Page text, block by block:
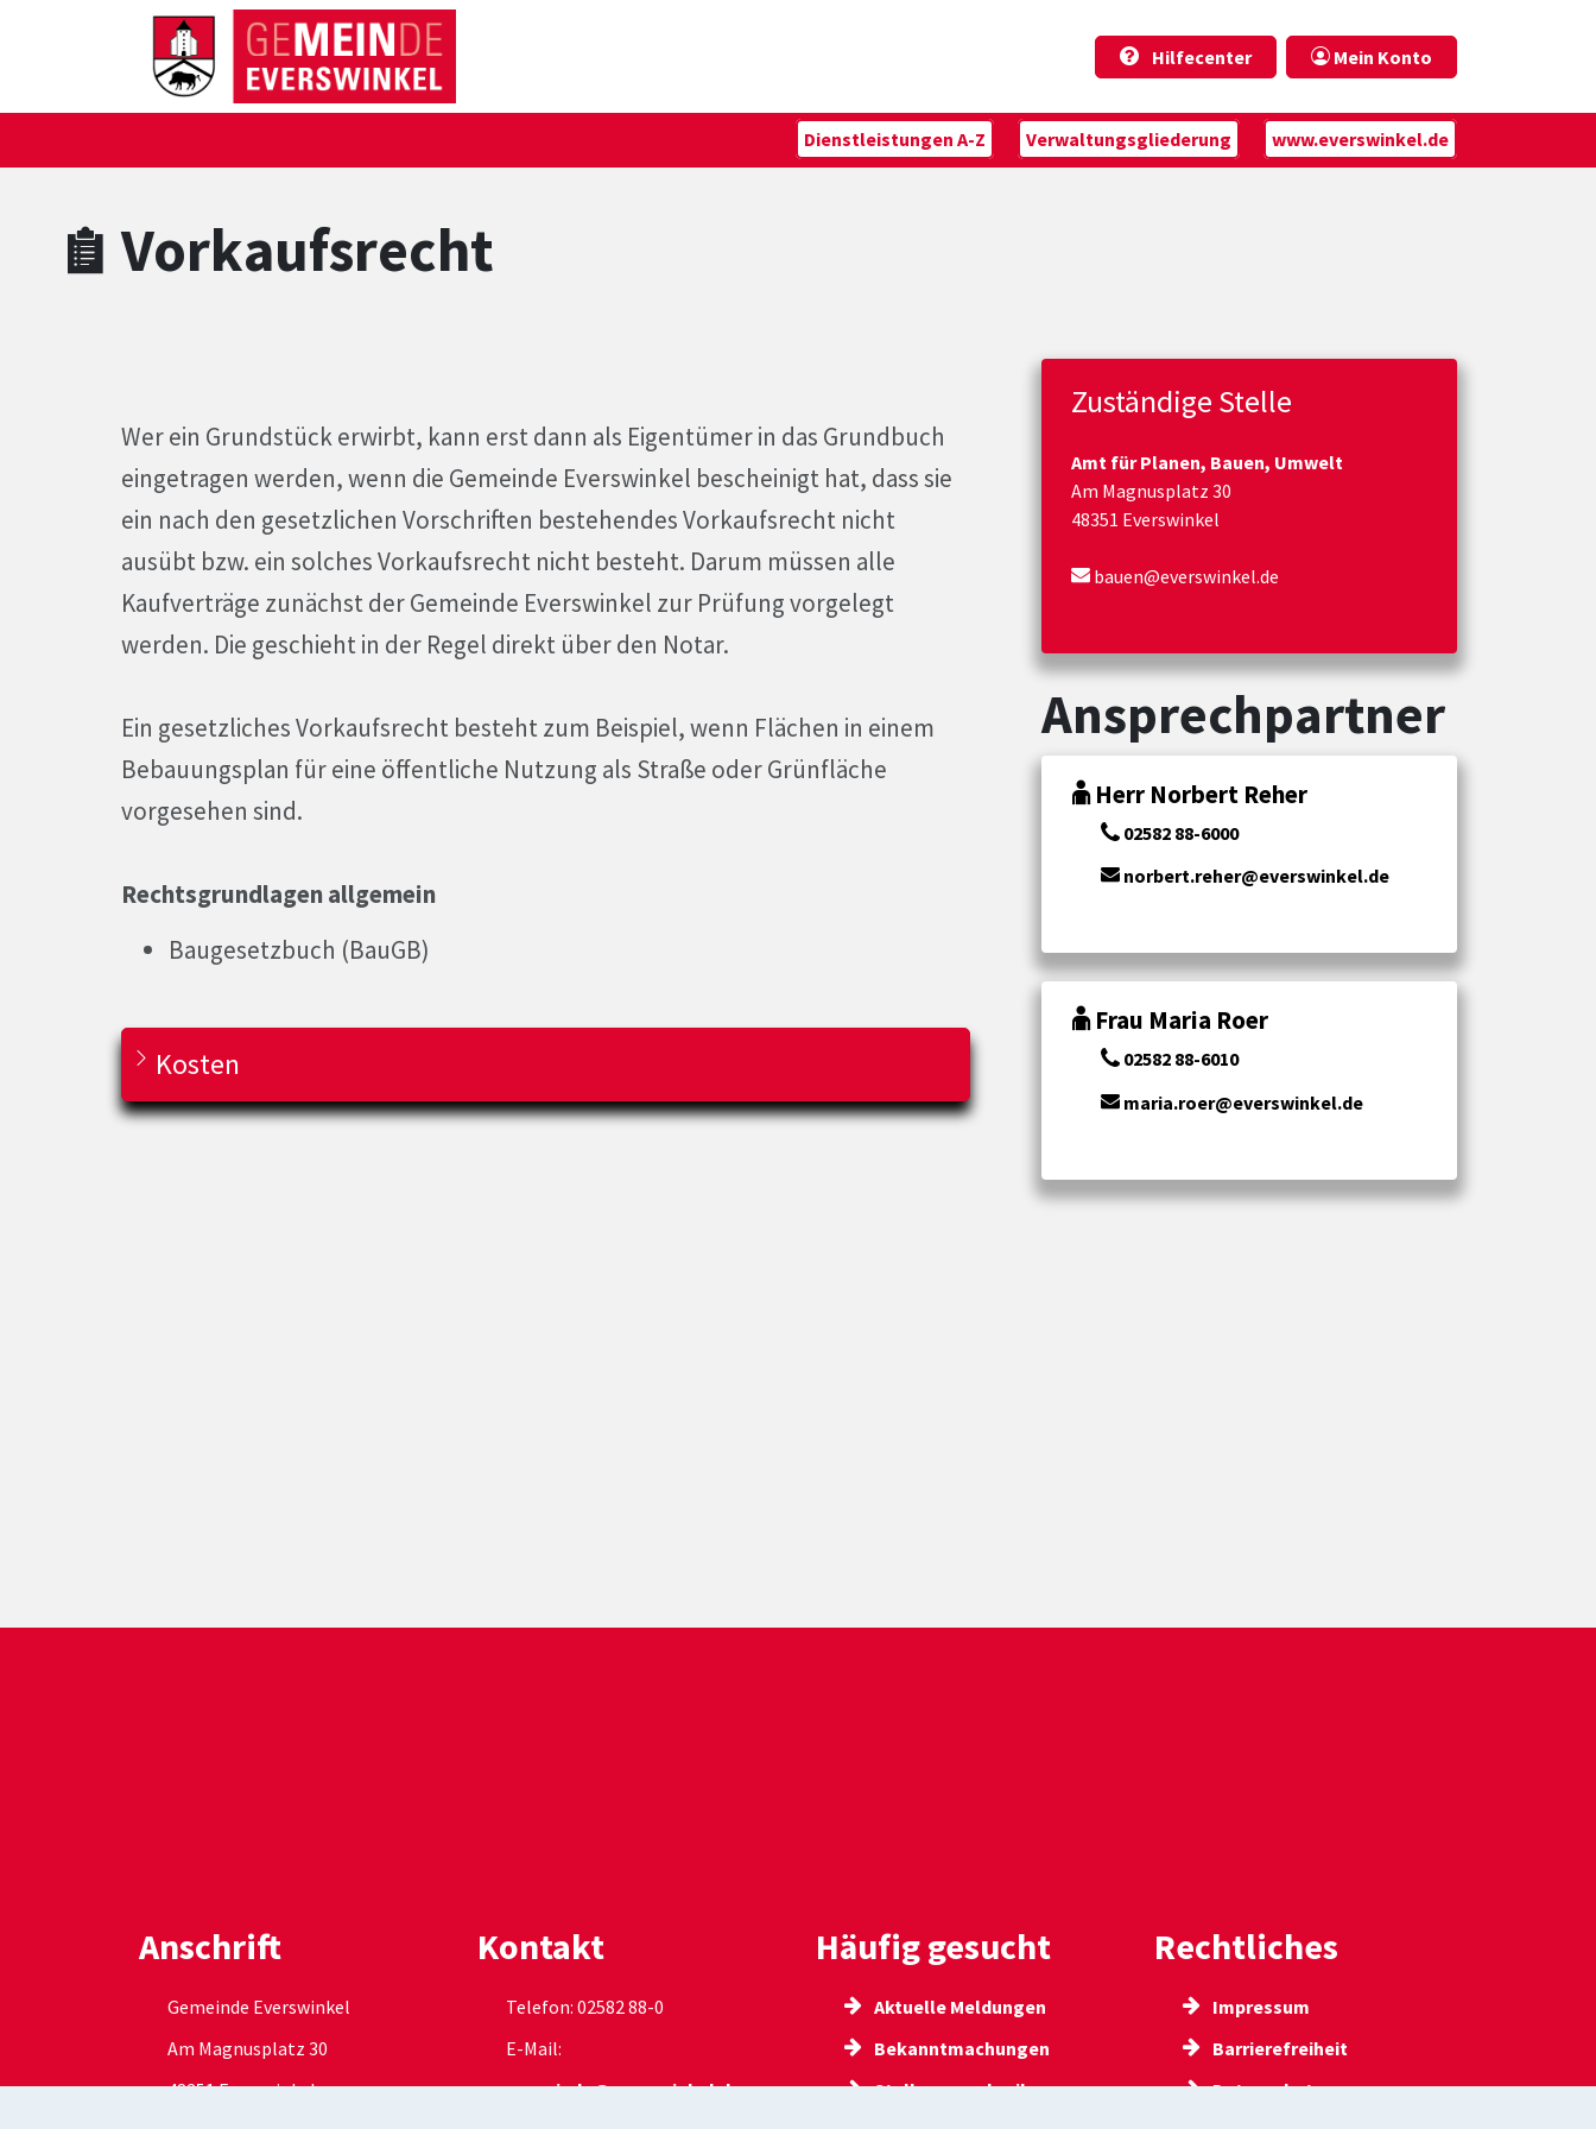
Zum Header
Zum Hauptinhalt
Zum Footer
Zum Hauptinhalt springen
Hilfecenter
Mein Konto
Dienstleistungen A-Z Verwaltungsgliederung www.everswinkel.de
Vorkaufsrecht
Wer ein Grundstück erwirbt, kann erst dann als Eigentümer in das Grundbuch
eingetragen werden, wenn die Gemeinde Everswinkel bescheinigt hat, dass sie
ein nach den gesetzlichen Vorschriften bestehendes Vorkaufsrecht nicht
ausübt bzw. ein solches Vorkaufsrecht nicht besteht. Darum müssen alle
Kaufverträge zunächst der Gemeinde Everswinkel zur Prüfung vorgelegt
werden. Die geschieht in der Regel direkt über den Notar.
Ein gesetzliches Vorkaufsrecht besteht zum Beispiel, wenn Flächen in einem
Bebauungsplan für eine öffentliche Nutzung als Straße oder Grünfläche
vorgesehen sind.
Rechtsgrundlagen allgemein
Baugesetzbuch (BauGB)
Kosten
Zuständige Stelle
Amt für Planen, Bauen, Umwelt
Am Magnusplatz 30
48351 Everswinkel
bauen@everswinkel.de
Ansprechpartner
Herr Norbert Reher
02582 88-6000
norbert.reher@everswinkel.de
Frau Maria Roer
02582 88-6010
maria.roer@everswinkel.de
Anschrift
Gemeinde Everswinkel
Am Magnusplatz 30
48351 Everswinkel
Kontakt
Telefon: 02582 88-0
E-Mail:
gemeinde@everswinkel.de
Häufig gesucht
Aktuelle Meldungen
Bekanntmachungen
Stellenausschreibungen
Rechtliches
Impressum
Barrierefreiheit
Datenschutz